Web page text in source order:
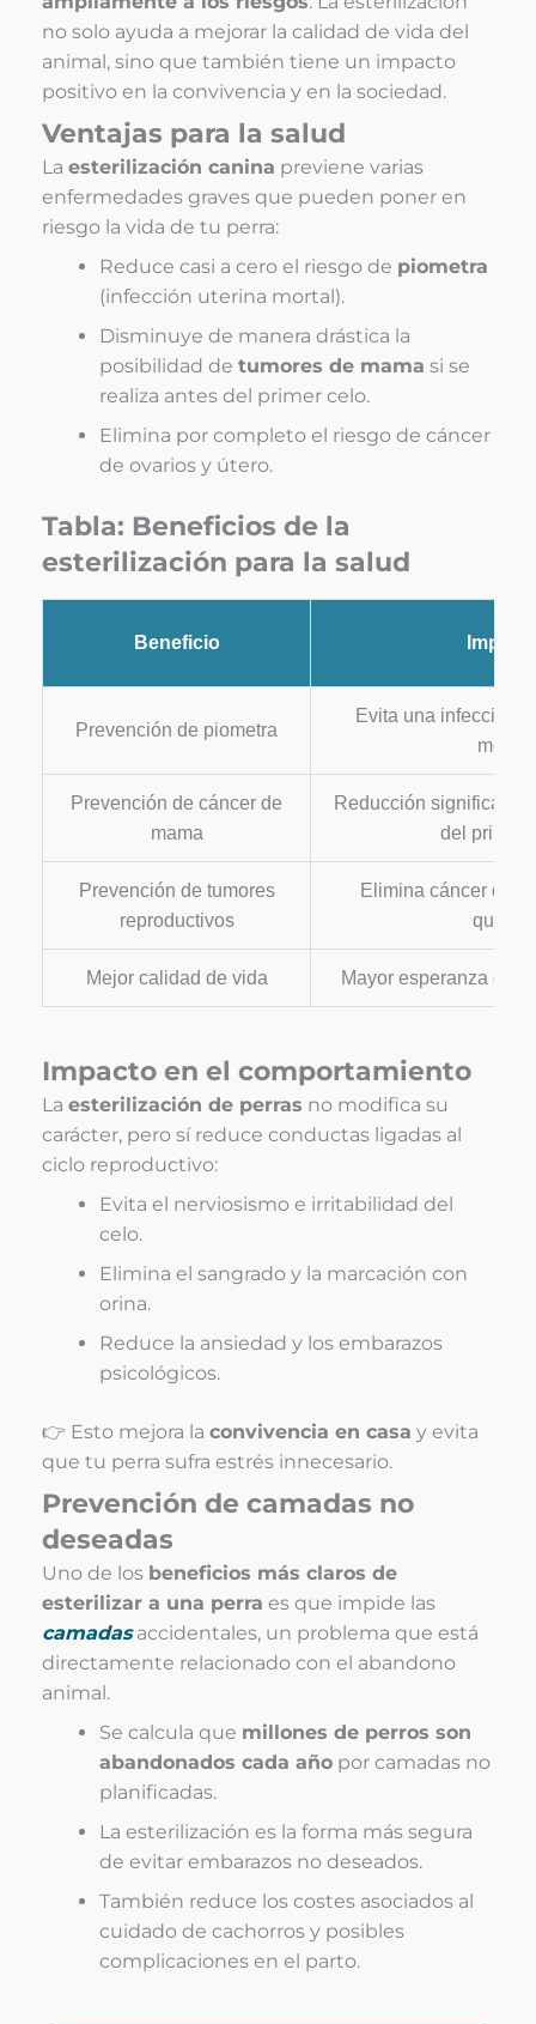
no solo ayuda a mejorar la calidad de vida del
animal, sino que también tiene un impacto
positivo en la convivencia y en la sociedad.
Ventajas para la salud
La esterilización canina previene varias
enfermedades graves que pueden poner en
riesgo la vida de tu perra:
Reduce casi a cero el riesgo de piometra
(infección uterina mortal).
Disminuye de manera drástica la
posibilidad de tumores de mama si se
realiza antes del primer celo.
Elimina por completo el riesgo de cáncer
de ovarios y útero.
Tabla: Beneficios de la
esterilización para la salud
Beneficio
Prevención de piometra
Evita una infección
mortal
Prevención de cáncer de
mama
Reducción
del primer
Prevención de tumores
reproductivos
Elimina cáncer de
quistes
Mejor calidad de vida Mayor esperanza de
Impacto en el comportamiento
La esterilización de perras no modifica su
carácter, pero sí reduce conductas ligadas al
ciclo reproductivo:
Evita el nerviosismo e irritabilidad del
celo.
Elimina el sangrado y la marcación con
orina.
Reduce la ansiedad y los embarazos
psicológicos.
👉 Esto mejora la convivencia en casa y evita
que tu perra sufra estrés innecesario.
Prevención de camadas no
deseadas
Uno de los beneficios más claros de
esterilizar a una perra es que impide las
camadasaccidentales, un problema que está
directamente relacionado con el abandono
animal.
Se calcula que millones de perros son
abandonados cada año por camadas no
planificadas.
La esterilización es la forma más segura
de evitar embarazos no deseados.
También reduce los costes asociados al
cuidado de cachorros y posibles
complicaciones en el parto.